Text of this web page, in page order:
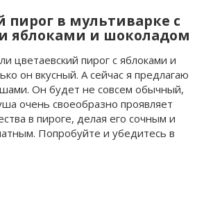
пирог в мультиварке с
яблоками и шоколадом
цветаевский пирог с яблоками и
он вкусный. А сейчас я предлагаю
Он будет не совсем обычный,
очень своеобразно проявляет
в пироге, делая его сочным и
Попробуйте и убедитесь в